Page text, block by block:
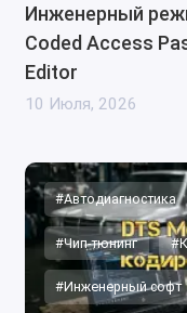
Инженерный
Coded Access
Editor
10 Июля, 2026
#Автодиагностика
#Чип-тюнинг
#Инженерный софт